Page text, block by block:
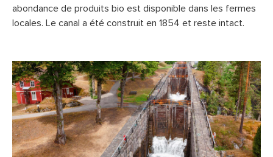
abondance de produits bio est disponible dans les fermes
locales. Le canal a été construit en 1854 et reste intact.